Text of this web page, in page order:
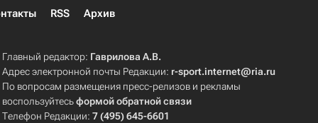
RSS Архив
Главный редактор: Гаврилова А.В.
Адрес электронной почты Редакции: r-sport.internet@ria.ru
По вопросам размещения пресс-релизов и рекламы
воспользуйтесьформой обратной связи
Телефон Редакции:7 (495) 645-6601